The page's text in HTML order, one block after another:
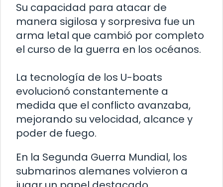
Su capacidad para atacar de
manera sigilosa y sorpresiva fue un
arma letal que cambió por completo
el curso de la guerra en los océanos.
La tecnología de los U-boats
evolucionó constantemente a
medida que el conflicto avanzaba,
mejorando su velocidad, alcance y
poder de fuego.
En la Segunda Guerra Mundial, los
submarinos alemanes volvieron a